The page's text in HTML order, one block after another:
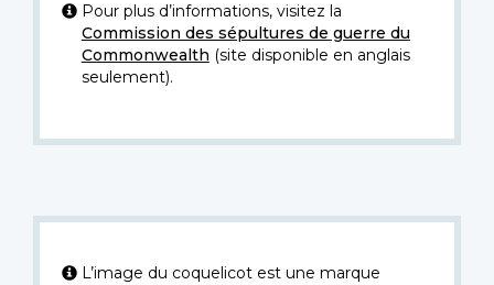
Pour plus d’informations, visitez la
Commission des sépultures de guerre du
Commonwealth (site disponible en anglais
seulement).
L’image du coquelicot est une marque